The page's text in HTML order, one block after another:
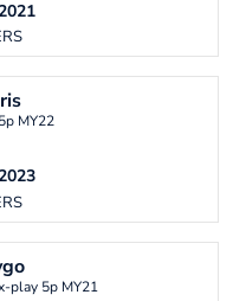
MY22
play 5p MY21